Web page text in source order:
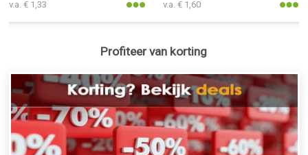
v.a. € 1,33 v.a. € 1,60
Profiteer van korting